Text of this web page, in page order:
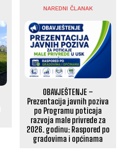
NAREDNI ČLANAK
OBAVJEŠTENJE –
Prezentacija javnih poziva
po Programu poticaja
razvoja male privrede za
2026. godinu: Raspored po
gradovima i općinama